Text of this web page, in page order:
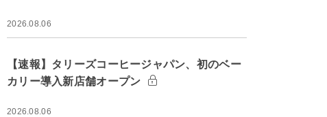
2026.08.06
【速報】タリーズコーヒージャパン、初のベー
カリー導入新店舗オープン
2026.08.06